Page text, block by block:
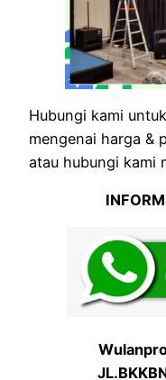
Hubungi kami
mengenai harga &
atau hubungi kami